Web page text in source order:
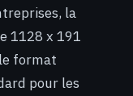
la
1128 x 191
format
pour les